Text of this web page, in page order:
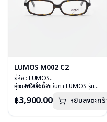
LUMOS M002 C2
ยี่ห้อ : LUMOS
รุ่น : M002 C2
เลนส์ : Demo Lens
น้ำหนัก : 20 กรัม
หากสนใจสั่งชื้อแว่นตา LUMOS รุ่น
กรุณาติดต่อเราคลิก
฿3,900.00 หยิบลงตะกร้า